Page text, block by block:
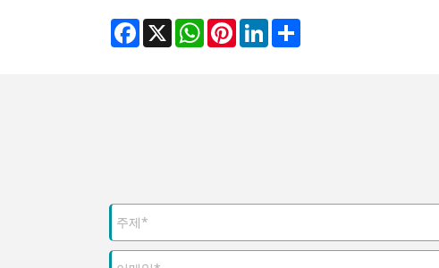
Facebook
X WhatsAppPinterestLinkedIn